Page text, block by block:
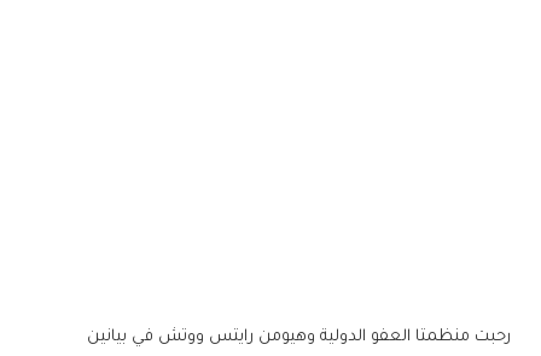
رحبت منظمتا العفو الدولية وهيومن رايتس ووتش في بيانين